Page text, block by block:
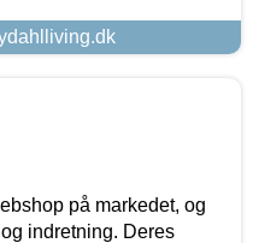
på markedet, og
indretning. Deres